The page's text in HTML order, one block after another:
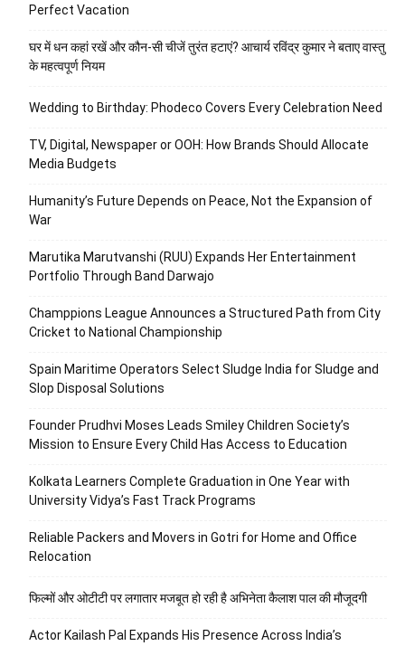
Perfect Vacation
घर में धन कहां रखें और कौन-सी चीजें तुरंत हटाएं? आचार्य रविंद्र कुमार ने बताए वास्तु
के महत्वपूर्ण नियम
Wedding to Birthday: Phodeco Covers Every Celebration Need
TV, Digital, Newspaper or OOH: How Brands Should Allocate
Media Budgets
Humanity’s Future Depends on Peace, Not the Expansion of
War
Marutika Marutvanshi (RUU) Expands Her Entertainment
Portfolio Through Band Darwajo
Champpions League Announces a Structured Path from City
Cricket to National Championship
Spain Maritime Operators Select Sludge India for Sludge and
Slop Disposal Solutions
Founder Prudhvi Moses Leads Smiley Children Society’s
Mission to Ensure Every Child Has Access to Education
Kolkata Learners Complete Graduation in One Year with
University Vidya’s Fast Track Programs
Reliable Packers and Movers in Gotri for Home and Office
Relocation
फिल्मों और ओटीटी पर लगातार मजबूत हो रही है अभिनेता कैलाश पाल की मौजूदगी
Actor Kailash Pal Expands His Presence Across India’s